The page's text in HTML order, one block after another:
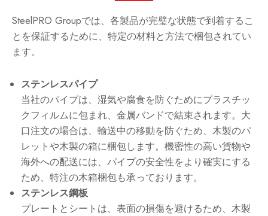
SteelPRO Groupでは、各製品が完璧な状態で到着するこ
とを保証するために、特定の材料と方法で梱包されてい
ます。
ステンレスパイプ
当社のパイプは、湿気や腐食を防ぐためにプラスチッ
クフィルムに包まれ、金属バンドで結束されます。大
口注文の場合は、輸送中の移動を防ぐため、木製のパ
レットや木製の箱に梱包します。機密性の高い貨物や
海外への配送には、パイプの安全性をより確実にする
ため、特注の木箱梱包も承っております。
ステンレス鋼板
プレートとシートは、表面の損傷を避けるため、木製